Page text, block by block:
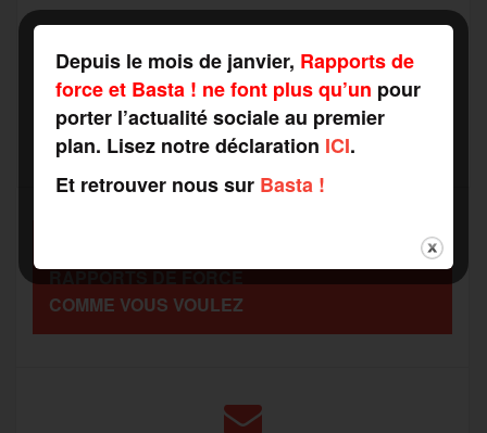
e
b
o
k
t
t
e
i
l
s
a
e
a
r
t
g
e
RAPPORTS DE FORCE
COMME VOUS VOULEZ
Depuis le mois de janvier, Rapports de
force et Basta ! ne font plus qu’un pour
porter l’actualité sociale au premier
plan. Lisez notre déclaration ICI.
Et retrouver nous sur Basta !